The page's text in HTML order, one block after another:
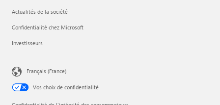
Actualités de la société
Confidentialité chez Microsoft
Investisseurs
Français (France)
Vos choix de confidentialité